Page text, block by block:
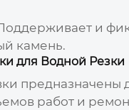
и
камень.
для Водной Резки
предназначены
работ и